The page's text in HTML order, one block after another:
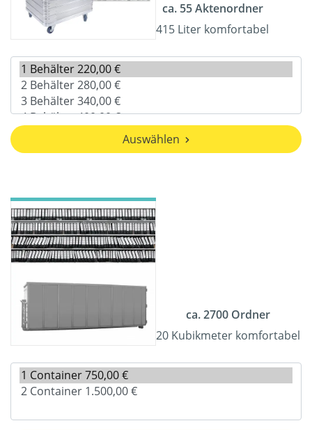
ca. 55 Aktenordner
415 Liter komfortabel
Auswählen
ca. 2700 Ordner
20 Kubikmeter komfortabel